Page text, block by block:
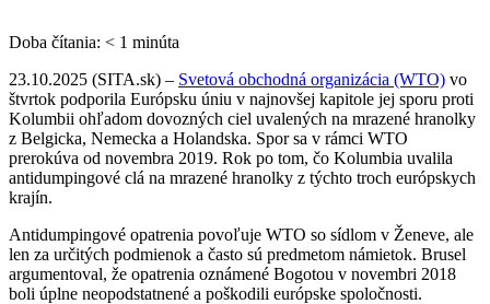
Doba čítania: < 1 minúta
23.10.2025 (SITA.sk) – Svetová obchodná organizácia (WTO) vo
štvrtok podporila Európsku úniu v najnovšej kapitole jej sporu proti
Kolumbii ohľadom dovozných ciel uvalených na mrazené hranolky
z Belgicka, Nemecka a Holandska. Spor sa v rámci WTO
prerokúva od novembra 2019. Rok po tom, čo Kolumbia uvalila
antidumpingové clá na mrazené hranolky z týchto troch európskych
krajín.
Antidumpingové opatrenia povoľuje WTO so sídlom v Ženeve, ale
len za určitých podmienok a často sú predmetom námietok. Brusel
argumentoval, že opatrenia oznámené Bogotou v novembri 2018
boli úplne neopodstatnené a poškodili európske spoločnosti.